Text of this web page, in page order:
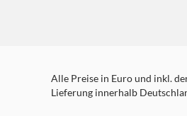
Alle Preise in Euro und inkl.
Lieferung innerhalb